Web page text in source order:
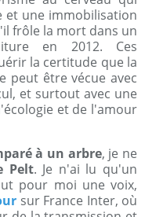
et une immobilisation
frôle la mort dans un
en 2012. Ces
la certitude que la
peut être vécue avec
et surtout avec une
et de l'amour
à un arbre, je ne
Pelt. Je n'ai lu qu'un
pour moi une voix,
sur France Inter, où